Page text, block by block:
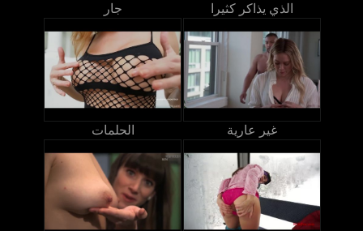
جار الذي يذاكر كثيرا
الحلمات غير عارية